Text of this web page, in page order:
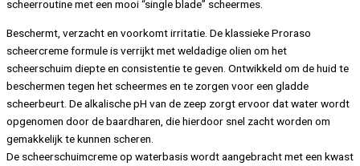
scheerroutine met een mooi “single blade” scheermes.
Beschermt, verzacht en voorkomt irritatie. De klassieke Proraso
scheercreme formule is verrijkt met weldadige olien om het
scheerschuim diepte en consistentie te geven. Ontwikkeld om de huid te
beschermen tegen het scheermes en te zorgen voor een gladde
scheerbeurt. De alkalische pH van de zeep zorgt ervoor dat water wordt
opgenomen door de baardharen, die hierdoor snel zacht worden om
gemakkelijk te kunnen scheren.
De scheerschuimcreme op waterbasis wordt aangebracht met een kwast